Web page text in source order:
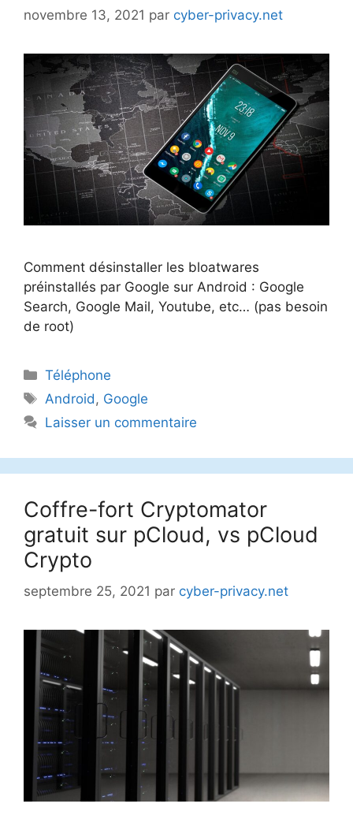
novembre 13, 2021 par cyber-privacy.net
Comment désinstaller les bloatwares
préinstallés par Google sur Android : Google
Search, Google Mail, Youtube, etc… (pas besoin
de root)
Catégories
Téléphone
Étiquettes
Android , Google
Laisser un commentaire
Coffre-fort Cryptomator
gratuit sur pCloud, vs pCloud
Crypto
septembre 25, 2021 par cyber-privacy.net